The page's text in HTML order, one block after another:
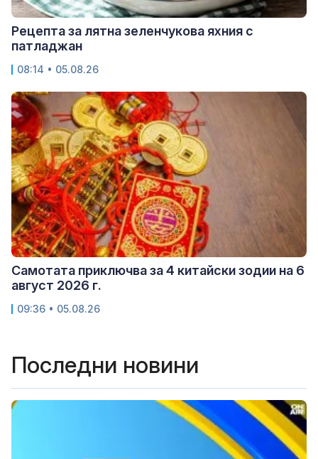
Рецепта за лятна зеленчукова яхния с
патладжан
08:14 • 05.08.26
Самотата приключва за 4 китайски зодии на 6
август 2026 г.
09:36 • 05.08.26
Последни новини